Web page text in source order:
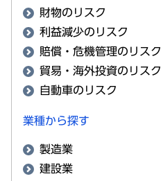
財物のリスク
利益減少のリスク
賠償・危機管理のリスク
貿易・海外投資のリスク
自動車のリスク
業種から探す
製造業
建設業